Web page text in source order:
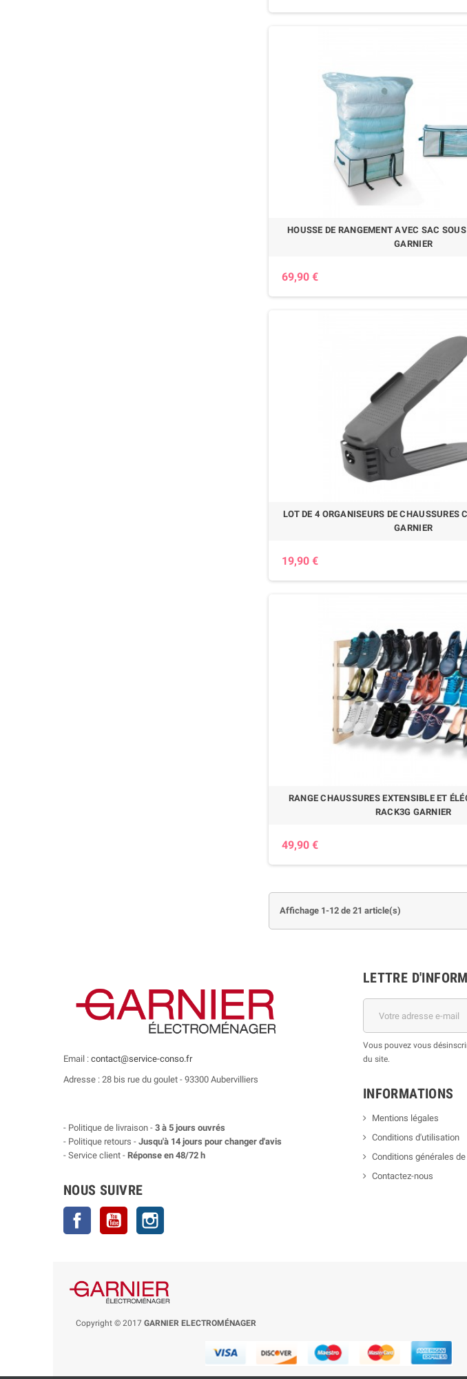
HOUSSE DE RANGEMENT AVEC SAC
GARNIER
69,90 €
LOT DE 4 ORGANISEURS DE CHAUSSURES
GARNIER
19,90 €
RANGE CHAUSSURES EXTENSIBLE ET
RACK3G GARNIER
49,90 €
Affichage 1-12 de 21 article(s)
Email : contact@service-conso.fr
Adresse : 28 bis rue du goulet - 93300 Aubervilliers
- Politique de livraison - 3 à 5 jours ouvrés
- Politique retours - Jusqu'à 14 jours pour changer d'avis
- Service client - Réponse en 48/72 h
NOUS SUIVRE
Facebook YouTube
LETTRE
Vous pouvez vous
du site.
INFORMATIONS
Mentions légales
Conditions d'utilisation
Conditions générales
Contactez-nous
Copyright © 2017 GARNIER ELECTROMÉNAGER